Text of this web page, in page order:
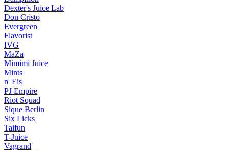
Dexter's Juice Lab
Don Cristo
Evergreen
Flavorist
IVG
MaZa
Mimimi Juice
Mints
n' Eis
PJ Empire
Riot Squad
Sique Berlin
Six Licks
Taifun
T-Juice
Vagrand